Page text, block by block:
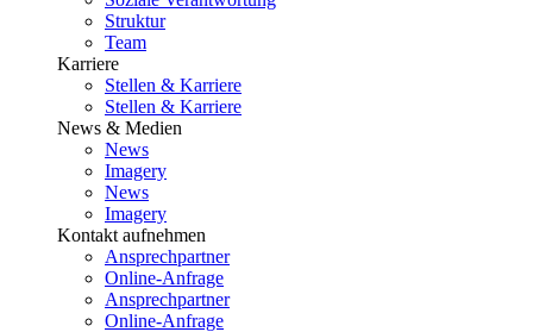
Struktur
Team
Karriere
Stellen & Karriere
Stellen & Karriere
News & Medien
News
Imagery
News
Imagery
Kontakt aufnehmen
Ansprechpartner
Online-Anfrage
Ansprechpartner
Online-Anfrage